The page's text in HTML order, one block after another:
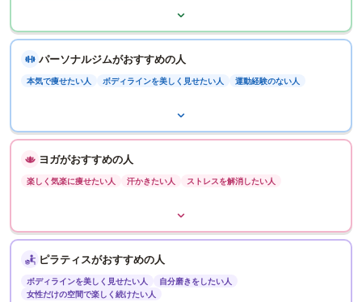
パーソナルジムがおすすめの人
本気で痩せたい人 ボディラインを美しく見せたい人 運動経験のない人
ヨガがおすすめの人
楽しく気楽に痩せたい人 汗かきたい人 ストレスを解消したい人
ピラティスがおすすめの人
ボディラインを美しく見せたい人
自分磨きをしたい人
女性だけの空間で楽しく続けたい人